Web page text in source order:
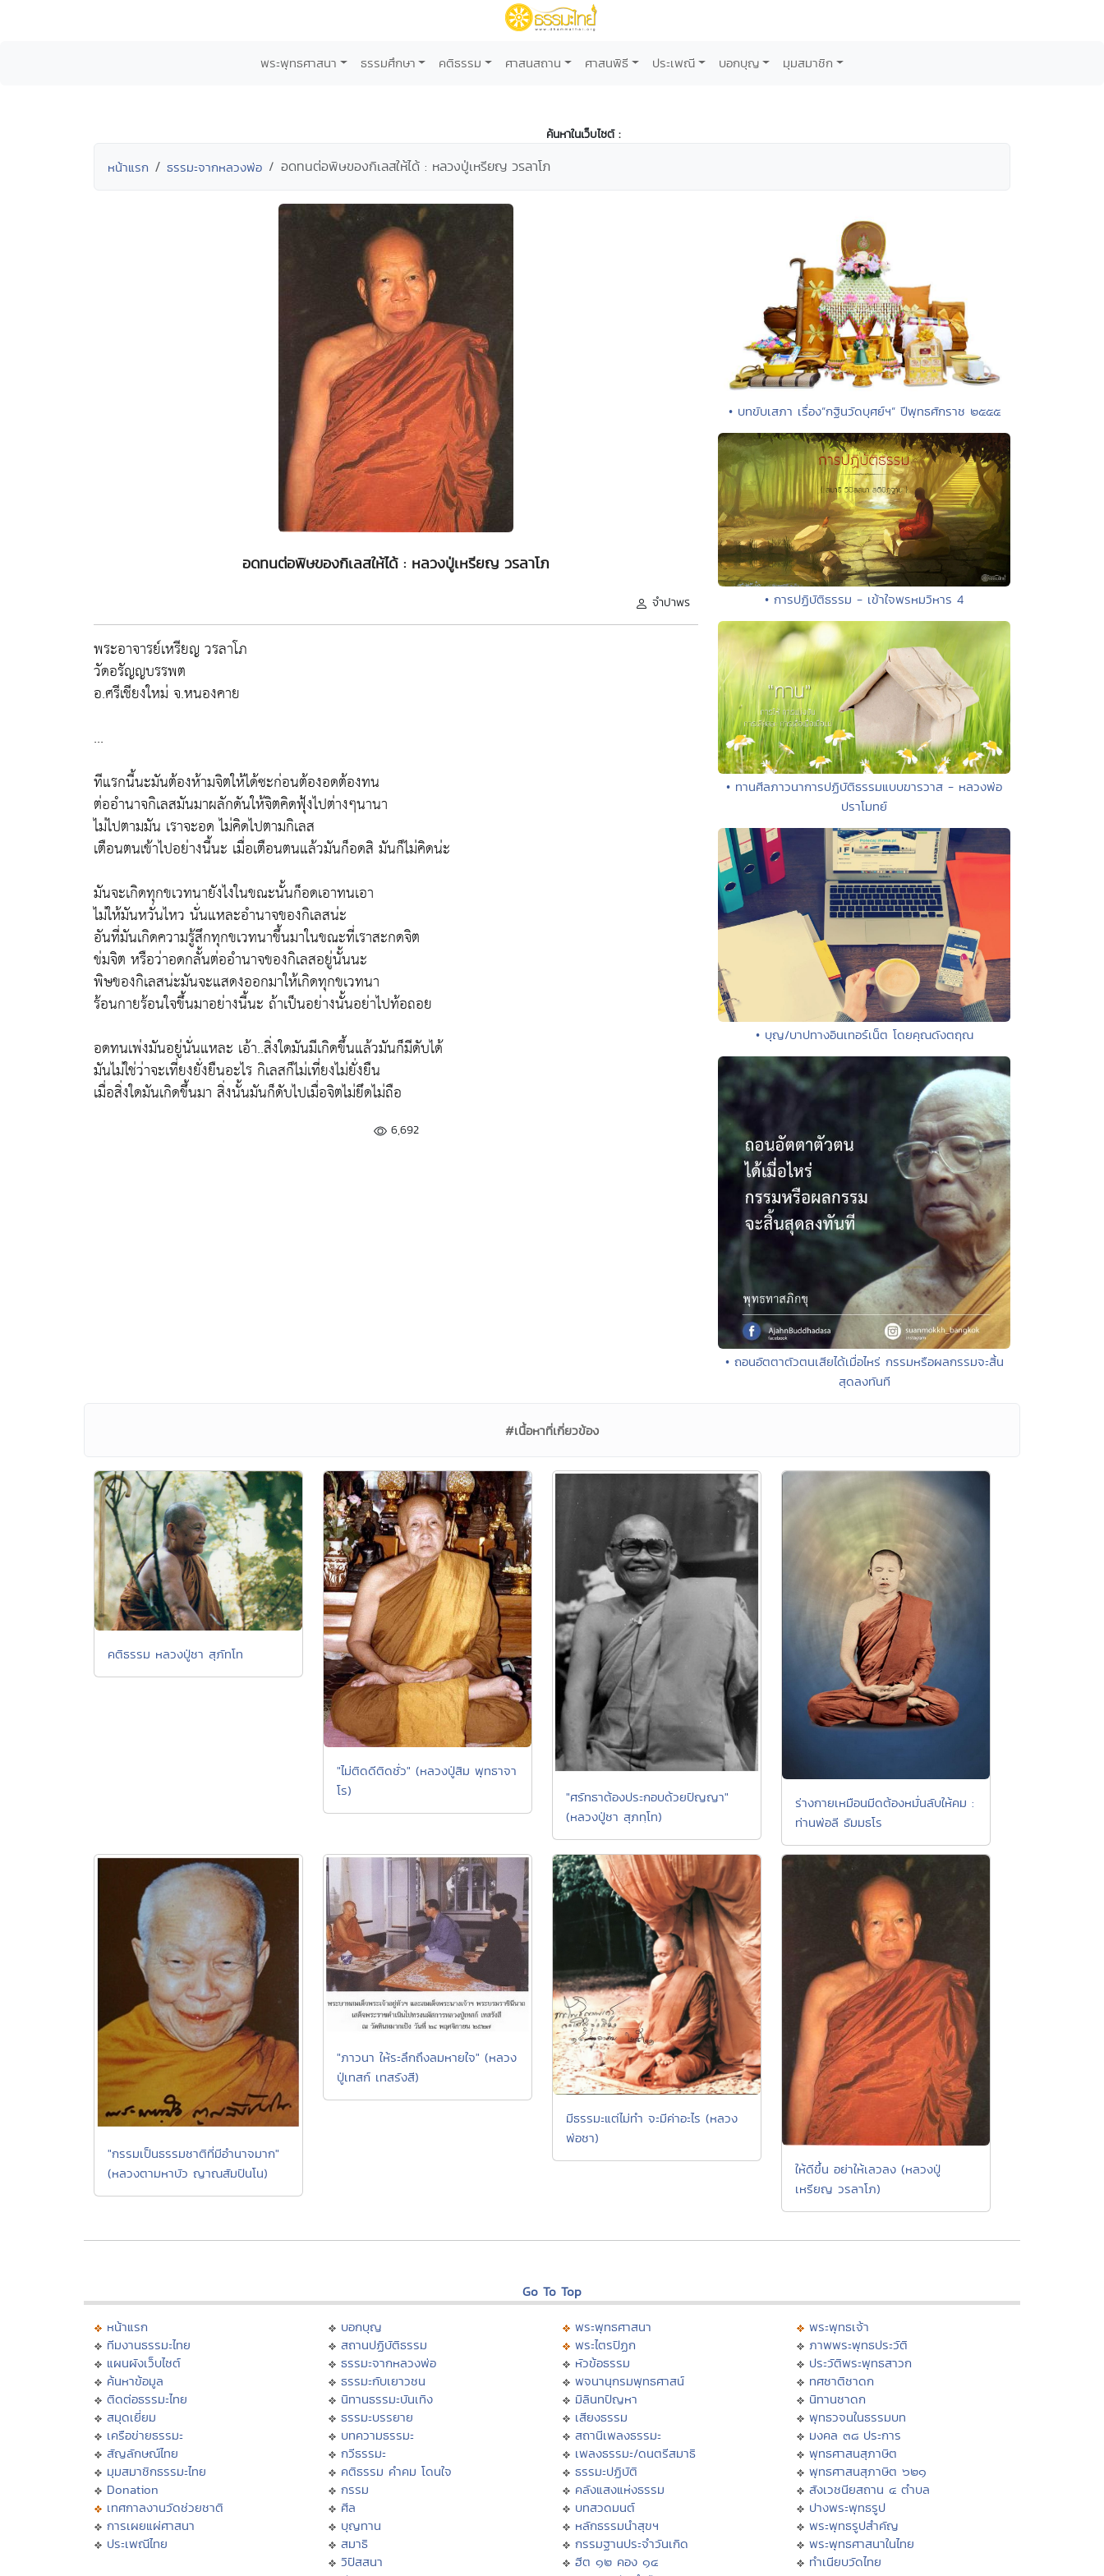
พระพุทธศาสนา ธรรมศึกษา คติธรรม ศาสนสถาน ศาสนพิธี ประเพณี บอกบุญ มุมสมาชิก
ค้นหาในเว็บไซต์ :
หน้าแรก ธรรมะจากหลวงพ่อ อดทนต่อพิษของกิเลสให้ได้ : หลวงปู่เหรียญ วรลาโภ
อดทนต่อพิษของกิเลสให้ได้ : หลวงปู่เหรียญ วรลาโภ
จำปาพร
พระอาจารย์เหรียญ วรลาโภ
วัดอรัญญบรรพต
อ.ศรีเชียงใหม่ จ.หนองคาย
...
ทีแรกนี้นะมันต้องห้ามจิตให้ได้ซะก่อนต้องอดต้องทน
ต่ออำนาจกิเลสมันมาผลักดันให้จิตคิดฟุ้งไปต่างๆนานา
ไม่ไปตามมัน เราจะอด ไม่คิดไปตามกิเลส
เตือนตนเข้าไปอย่างนี้นะ เมื่อเตือนตนแล้วมันก็อดสิ มันก็ไม่คิดน่ะ
มันจะเกิดทุกขเวทนายังไงในขณะนั้นก็อดเอาทนเอา
ไม่ให้มันหวั่นไหว นั่นแหละอำนาจของกิเลสน่ะ
อันที่มันเกิดความรู้สึกทุกขเวทนาขึ้นมาในขณะที่เราสะกดจิต
ข่มจิต หรือว่าอดกลั้นต่ออำนาจของกิเลสอยู่นั้นนะ
พิษของกิเลสน่ะมันจะแสดงออกมาให้เกิดทุกขเวทนา
ร้อนกายร้อนใจขึ้นมาอย่างนี้นะ ถ้าเป็นอย่างนั้นอย่าไปท้อถอย
อดทนเพ่งมันอยู่นั่นแหละ เอ้า..สิ่งใดมันมีเกิดขึ้นแล้วมันก็มีดับได้
มันไม่ใช่ว่าจะเที่ยงยั่งยืนอะไร กิเลสก็ไม่เที่ยงไม่ยั่งยืน
เมื่อสิ่งใดมันเกิดขึ้นมา สิ่งนั้นมันก็ดับไปเมื่อจิตไม่ยึดไม่ถือ
6,692
• บทขับเสภา เรื่อง”กฐินวัดบุศย์ฯ” ปีพุทธศักราช ๒๕๕๕
• การปฏิบัติธรรม - เข้าใจพรหมวิหาร 4
• ทานศีลภาวนาการปฏิบัติธรรมแบบฆารวาส - หลวงพ่อ
ปราโมทย์
• บุญ/บาปทางอินเทอร์เน็ต โดยคุณดังตฤณ
• ถอนอัตตาตัวตนเสียได้เมื่อไหร่ กรรมหรือผลกรรมจะสิ้น
สุดลงทันที
#เนื้อหาที่เกี่ยวข้อง
คติธรรม หลวงปู่ชา สุภัทโท
"ไม่ติดดีติดชั่ว" (หลวงปู่สิม พุทธาจา
โร)
"ศรัทธาต้องประกอบด้วยปัญญา"
(หลวงปู่ชา สุภทฺโท)
ร่างกายเหมือนมีดต้องหมั่นลับให้คม :
ท่านพ่อลี ธัมมธโร
"กรรมเป็นธรรมชาติที่มีอำนาจมาก"
(หลวงตามหาบัว ญาณสัมปันโน)
"ภาวนา ให้ระลึกถึงลมหายใจ" (หลวง
ปู่เทสก์ เทสรังสี)
มีธรรมะแต่ไม่ทำ จะมีค่าอะไร (หลวง
พ่อชา)
ให้ดีขึ้น อย่าให้เลวลง (หลวงปู่
เหรียญ วรลาโภ)
Go To Top
หน้าแรก
ทีมงานธรรมะไทย
แผนผังเว็บไซต์
ค้นหาข้อมูล
ติดต่อธรรมะไทย
สมุดเยี่ยม
เครือข่ายธรรมะ
สัญลักษณ์ไทย
มุมสมาชิกธรรมะไทย
Donation
เทศกาลงานวัดช่วยชาติ
การเผยแผ่ศาสนา
ประเพณีไทย
บอกบุญ
สถานปฏิบัติธรรม
ธรรมะจากหลวงพ่อ
ธรรมะกับเยาวชน
นิทานธรรมะบันเทิง
ธรรมะบรรยาย
บทความธรรมะ
กวีธรรมะ
คติธรรม คำคม โดนใจ
กรรม
ศีล
บุญทาน
สมาธิ
วิปัสสนา
พระพุทธศาสนา
พระไตรปิฏก
หัวข้อธรรม
พจนานุกรมพุทธศาสน์
มิลินทปัญหา
เสียงธรรม
สถานีเพลงธรรมะ
เพลงธรรมะ/ดนตรีสมาธิ
ธรรมะปฏิบัติ
คลังแสงแห่งธรรม
บทสวดมนต์
หลักธรรมนำสุขฯ
กรรมฐานประจำวันเกิด
ฮีต ๑๒ คอง ๑๔
พระพุทธเจ้า
ภาพพระพุทธประวัติ
ประวัติพระพุทธสาวก
ทศชาติชาดก
นิทานชาดก
พุทธวจนในธรรมบท
มงคล ๓๘ ประการ
พุทธศาสนสุภาษิต
พุทธศาสนสุภาษิต ๖๒๑
สังเวชนียสถาน ๔ ตำบล
ปางพระพุทธรูป
พระพุทธรูปสำคัญ
พระพุทธศาสนาในไทย
ทำเนียบวัดไทย